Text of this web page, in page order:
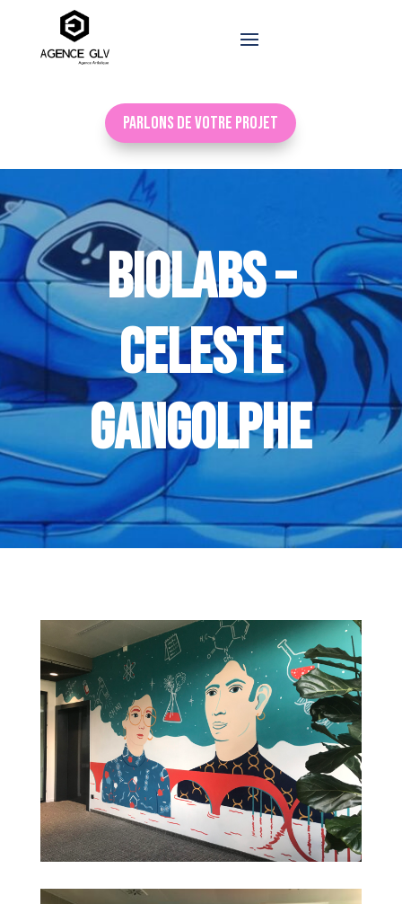
Parlons de votre projet
BIOLABS –
CELESTE
GANGOLPHE